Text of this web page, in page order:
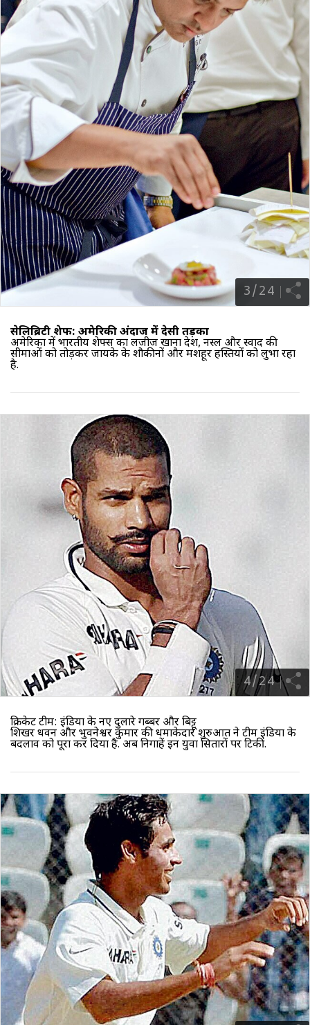
3/ 24
सेलिब्रिटी शेफ: अमेरिकी अंदाज में देसी तड़का
अमेरिका में भारतीय शेफ्स का लजीज खाना देश, नस्ल और स्वाद की
सीमाओं को तोड़कर जायके के शौकीनों और मशहूर हस्तियों को लुभा रहा
है.
4/24
क्रिकेट टीम: इंडिया के नए दुलारे गब्बर और बिट्टू
शिखर धवन और भुवनेश्वर कुमार की धमाकेदार शुरुआत ने टीम इंडिया के
बदलाव को पूरा कर दिया है. अब निगाहें इन युवा सितारों पर टिकीं.